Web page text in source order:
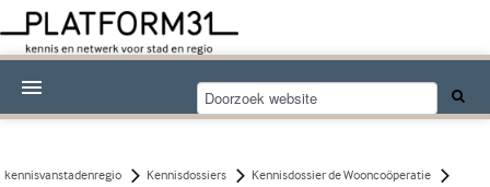
Kennisdossiers
kennisvanstadenregio Kennisdossiers
Kennisdossier de Wooncoöperatie